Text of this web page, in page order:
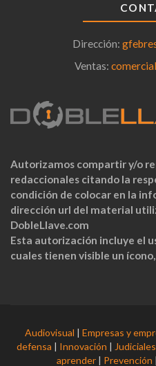
Dirección:
Ventas:
Autorizamos compartir y/o
redaccionales citando la
condición de colocar en la
dirección url del material
DobleLlave.com
Esta autorización incluye el
cuales tienen visible un
Audiovisual | Empresas y
defensa | Innovación |
aprender | Prevención |